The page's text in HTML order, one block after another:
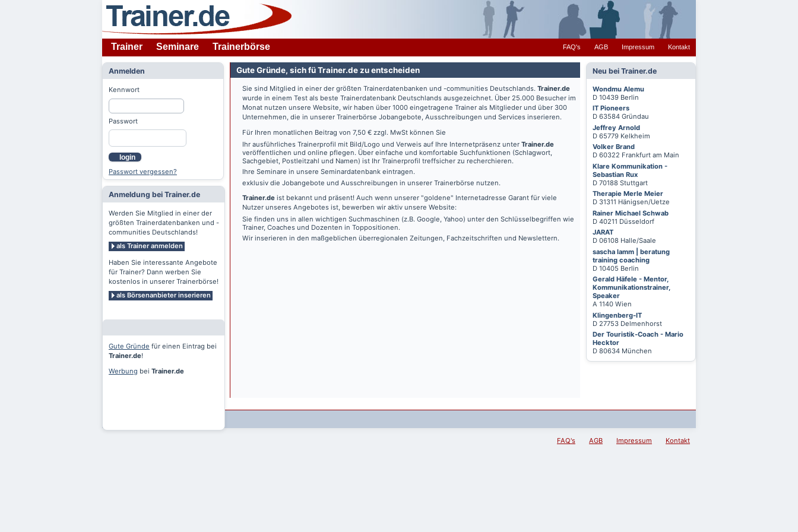
Trainer Seminare Trainerbörse FAQ's AGB Impressum Kontakt
Anmelden
Kennwort
Passwort
login
Passwort vergessen?
Anmeldung bei Trainer.de
Werden Sie Mitglied in einer der
größten Trainerdatenbanken und -
communities Deutschlands!
als Trainer anmelden
Haben Sie interessante Angebote
für Trainer? Dann werben Sie
kostenlos in unserer Trainerbörse!
als Börsenanbieter inserieren
Gute Gründe für einen Eintrag bei
Trainer.de!
Werbung bei Trainer.de
Neu bei Trainer.de
Wondmu Alemu
D 10439 Berlin
IT Pioneers
D 63584 Gründau
Jeffrey Arnold
D 65779 Kelkheim
Volker Brand
D 60322 Frankfurt am Main
Klare Kommunikation -
Sebastian Rux
D 70188 Stuttgart
Therapie Merle Meier
D 31311 Hänigsen/Uetze
Rainer Michael Schwab
D 40211 Düsseldorf
JARAT
D 06108 Halle/Saale
sascha lamm | beratung
training coaching
D 10405 Berlin
Gerald Häfele - Mentor,
Kommunikationstrainer,
Speaker
A 1140 Wien
Klingenberg-IT
D 27753 Delmenhorst
Der Touristik-Coach - Mario
Hecktor
D 80634 München
Gute Gründe, sich fü Trainer.de zu entscheiden
Sie sind Mitglied in einer der größten Trainerdatenbanken und -communities Deutschlands. Trainer.de
wurde in einem Test als beste Trainerdatenbank Deutschlands ausgezeichnet. Über 25.000 Besucher im
Monat nutzen unsere Website, wir haben über 1000 eingetragene Trainer als Mitglieder und über 300
Unternehmen, die in unserer Trainerbörse Jobangebote, Ausschreibungen und Services inserieren.
Für Ihren monatlichen Beitrag von 7,50 € zzgl. MwSt können Sie
Ihr ausführliches Trainerprofil mit Bild/Logo und Verweis auf Ihre Internetpräsenz unter Trainer.de
veröffentlichen und online pflegen. Über einfache und komfortable Suchfunktionen (Schlagwort,
Sachgebiet, Postleitzahl und Namen) ist Ihr Trainerprofil treffsicher zu recherchieren.
Ihre Seminare in unsere Seminardatenbank eintragen.
exklusiv die Jobangebote und Ausschreibungen in unserer Trainerbörse nutzen.
Trainer.de ist bekannt und präsent! Auch wenn unserer "goldene" Internetadresse Garant für viele
Nutzer unseres Angebotes ist, bewerben wir aktiv unsere Website:
Sie finden uns in allen wichtigen Suchmaschinen (z.B. Google, Yahoo) unter den Schlüsselbegriffen wie
Trainer, Coaches und Dozenten in Toppositionen.
Wir inserieren in den maßgeblichen überregionalen Zeitungen, Fachzeitschriften und Newslettern.
FAQ's AGB Impressum Kontakt